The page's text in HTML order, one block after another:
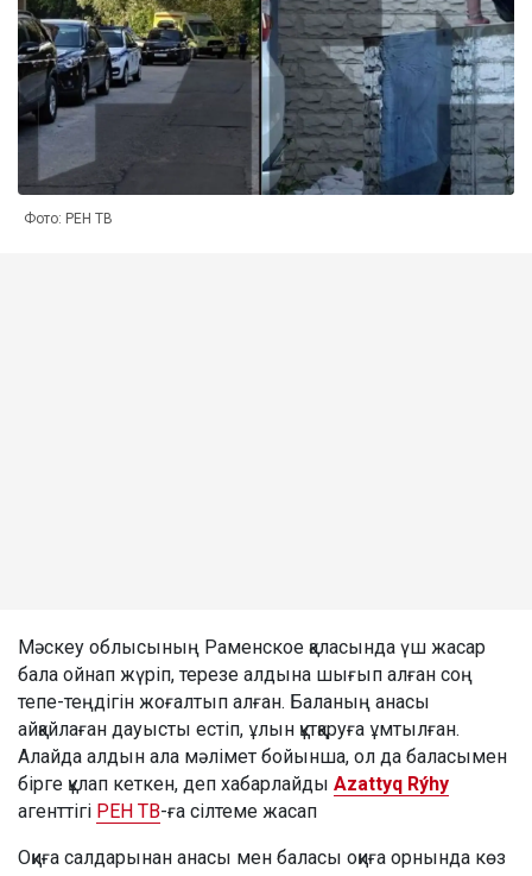
Фото: РЕН ТВ
Мәскеу облысының Раменское қаласында үш жасар
бала ойнап жүріп, терезе алдына шығып алған соң
тепе-теңдігін жоғалтып алған. Баланың анасы
айқайлаған дауысты естіп, ұлын құтқаруға ұмтылған.
Алайда алдын ала мәлімет бойынша, ол да баласымен
бірге құлап кеткен, деп хабарлайды Azattyq Rýhy
агенттігі РЕН ТВ-ға сілтеме жасап
Оқиға салдарынан анасы мен баласы оқиға орнында көз